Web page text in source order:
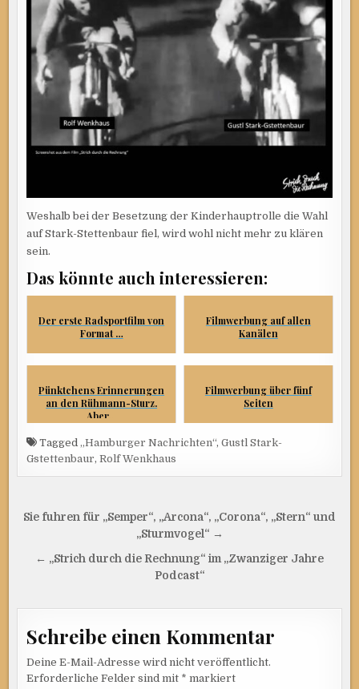
Weshalb bei der Besetzung der Kinderhauptrolle die Wahl
auf Stark-Stettenbaur fiel, wird wohl nicht mehr zu klären
sein.
Das könnte auch interessieren:
Der erste Radsportfilm von
Format …
Filmwerbung auf allen
Kanälen
Pünktchens Erinnerungen
an den Rühmann-Sturz.
Aber...
Filmwerbung über fünf
Seiten
Tagged „Hamburger Nachrichten“,Gustl Stark-
Gstettenbaur,Rolf Wenkhaus
Beitragsnavigation
Sie fuhren für „Semper“, „Arcona“, „Corona“, „Stern“ und
„Sturmvogel“ →
← „Strich durch die Rechnung“ im „Zwanziger Jahre
Podcast“
Schreibe einen Kommentar
Deine E-Mail-Adresse wird nicht veröffentlicht.
Erforderliche Felder sind mit * markiert